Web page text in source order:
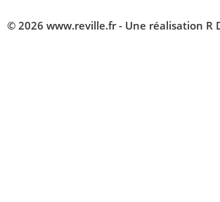
© 2026 www.reville.fr - Une réalisation R